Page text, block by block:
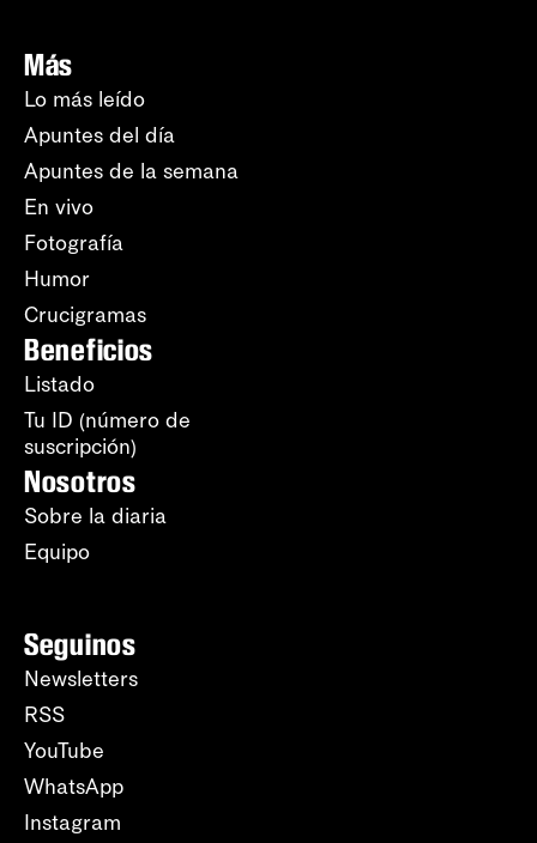
Más
Lo más leído
Apuntes del día
Apuntes de la semana
En vivo
Fotografía
Humor
Crucigramas
Beneficios
Listado
Tu ID (número de
suscripción)
Nosotros
Sobre la diaria
Equipo
Seguinos
Newsletters
RSS
YouTube
WhatsApp
Instagram